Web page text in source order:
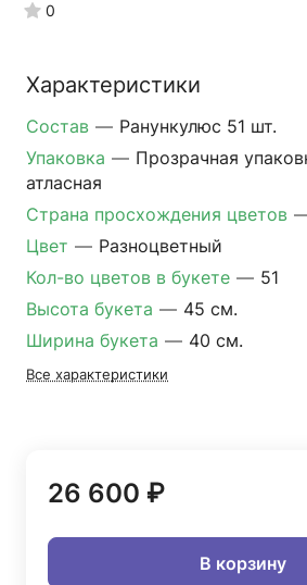
0
Характеристики
Состав — Ранункулюс 51 шт.
Упаковка — Прозрачная
атласная
Страна просхождения цветов
Цвет — Разноцветный
Кол-во цветов в букете — 51
Высота букета — 45 см.
Ширина букета — 40 см.
Все характеристики
26 600 ₽
В корзину